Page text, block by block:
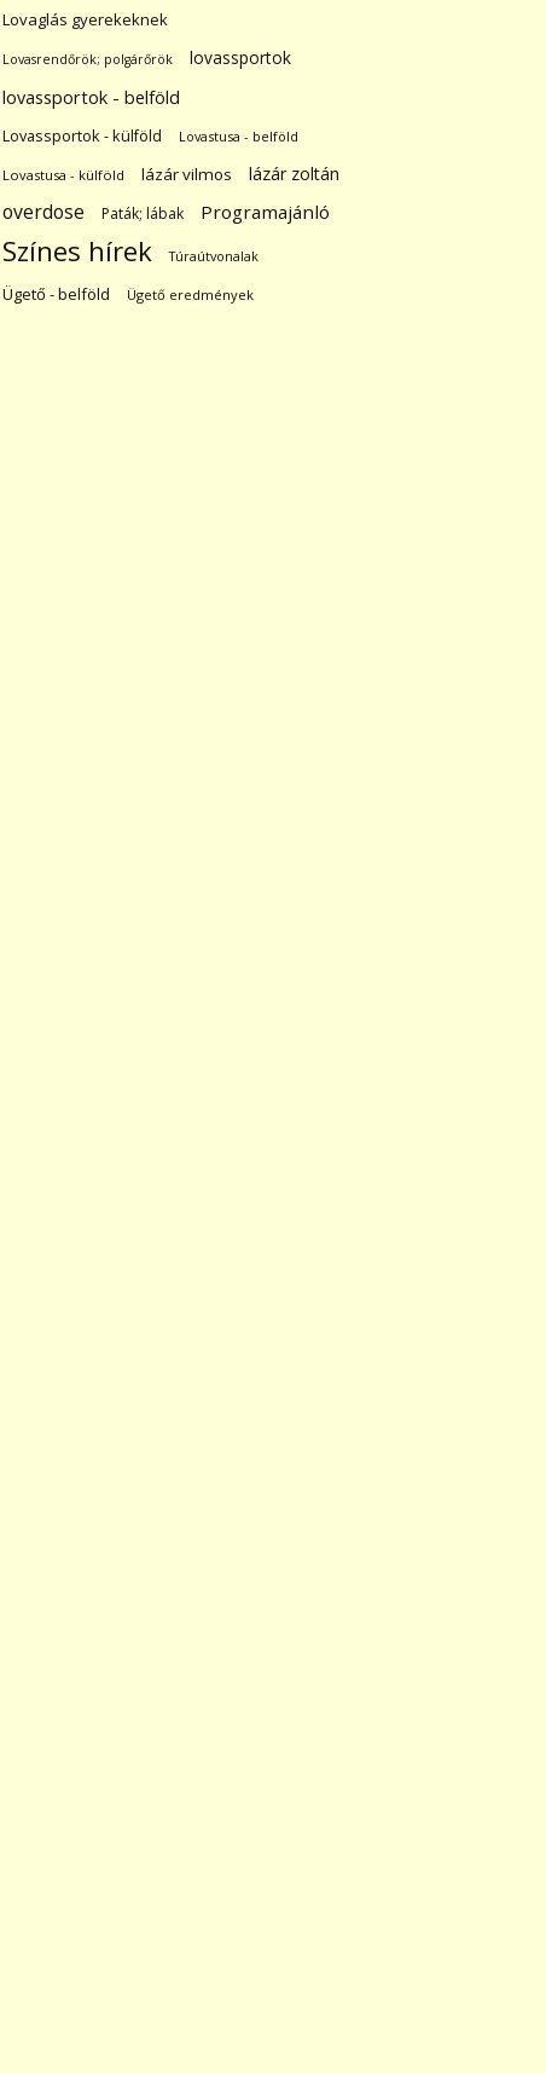
Lovaglás gyerekeknek
Lovasrendőrök; polgárőrök
lovassportok
lovassportok - belföld
Lovassportok - külföld Lovastusa - belföld
Lovastusa - külföld lázár vilmos lázár zoltán
overdose Paták; lábak Programajánló
Színes hírek Túraútvonalak
Ügető - belföld Ügető eredmények